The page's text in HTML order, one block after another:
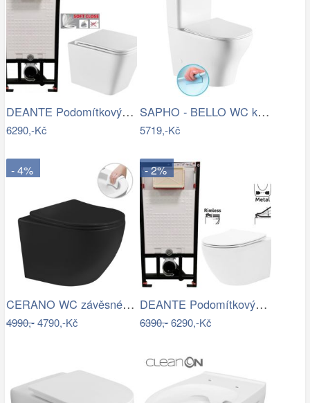
DEANTE Podomítkový rám, pro závěsné WC…
6290,-Kč
SAPHO - BELLO WC kombi, Rimless, spodní…
5719,-Kč
- 4%
CERANO WC závěsné Cesso, Rimless + Slim…
4990,-4790,-Kč
- 2%
DEANTE Podomítkový rám, pro závěsné WC…
6390,-6290,-Kč